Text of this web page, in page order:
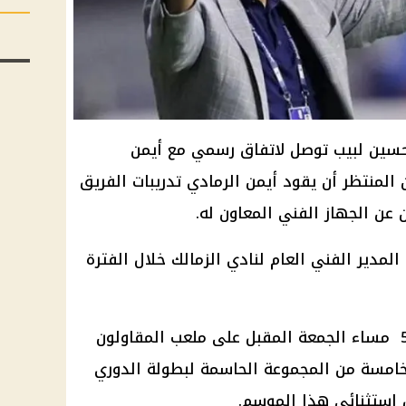
لبيب توصل لاتفاق رسمي مع أيمن
أن يقود أيمن الرمادي تدريبات الفريق
عن الجهاز الفني المعاون له.
الفني العام لنادي الزمالك خلال الفترة
ويواجه الزمالك سيراميكا الاساعه 5 مساء الجمعة المقبل على ملعب المقاولون
من المجموعة الحاسمة لبطولة الدوري